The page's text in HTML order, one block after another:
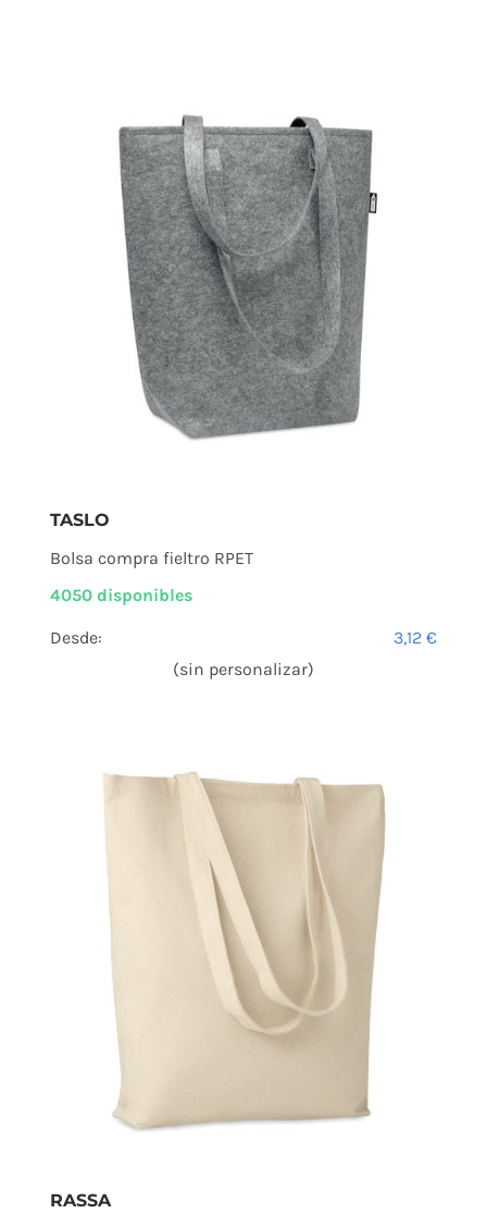
TASLO
Bolsa compra fieltro RPET
4050 disponibles
Desde: 3,12€
(sin personalizar)
RASSA